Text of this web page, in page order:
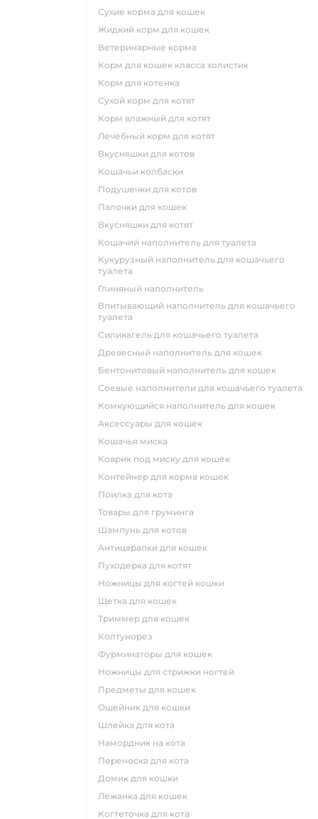
сухие корма для кошек
жидкий корм для кошек
ветеринарные корма
корм для кошек класса холистик
корм для котенка
сухой корм для котят
корм влажный для котят
лечебный корм для котят
вкусняшки для котов
кошачьи колбаски
подушечки для котов
палочки для кошек
вкусняшки для котят
кошачий наполнитель для туалета
кукурузный наполнитель для кошачьего
туалета
глиняный наполнитель
впитывающий наполнитель для кошачьего
туалета
силикагель для кошачьего туалета
древесный наполнитель для кошек
бентонитовый наполнитель для кошек
соевые наполнители для кошачьего туалета
комкующийся наполнитель для кошек
аксессуары для кошек
кошачья миска
коврик под миску для кошек
контейнер для корма кошек
поилка для кота
товары для груминга
шампунь для котов
антицарапки для кошек
пуходерка для котят
ножницы для когтей кошки
щетка для кошек
триммер для кошек
колтунорез
фурминаторы для кошек
ножницы для стрижки ногтей
предметы для кошек
ошейник для кошки
шлейка для кота
намордник на кота
переноска для кота
домик для кошки
лежанка для кошек
когтеточка для кота